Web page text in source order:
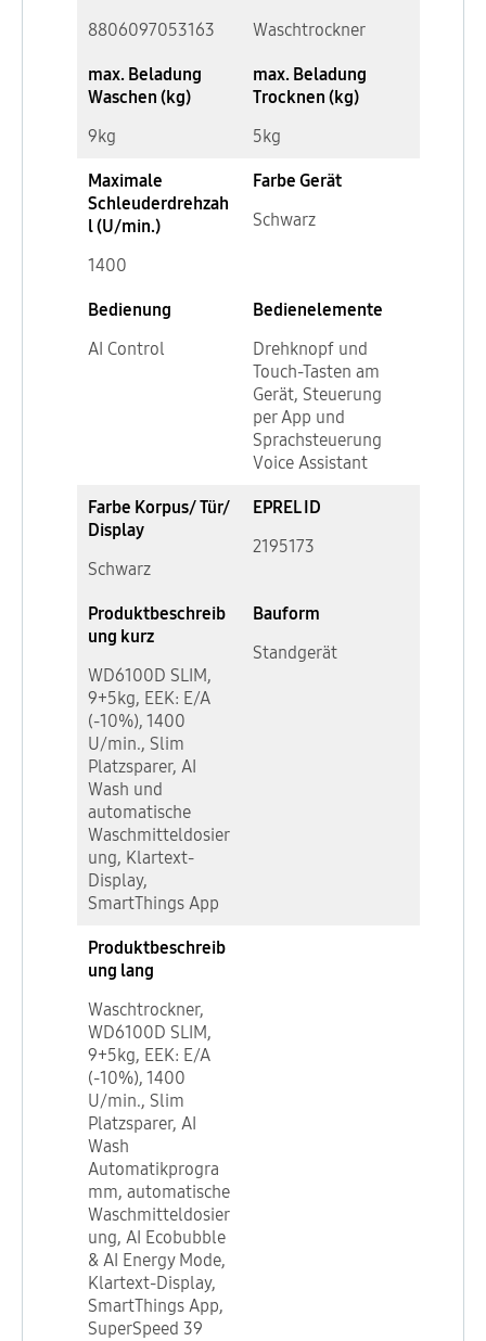
8806097053163
Waschtrockner
max. Beladung
Waschen (kg)
9kg
max. Beladung
Trocknen (kg)
5kg
Maximale
Schleuderdrehzah
l (U/min.)
1400
Farbe Gerät
Schwarz
Bedienung
AI Control
Bedienelemente
Drehknopf und
Touch-Tasten am
Gerät, Steuerung
per App und
Sprachsteuerung
Voice Assistant
Farbe Korpus/ Tür/
Display
Schwarz
EPREL ID
2195173
Produktbeschreib
ung kurz
WD6100D SLIM,
9+5kg, EEK: E/A
(-10%), 1400
U/min., Slim
Platzsparer, AI
Wash und
automatische
Waschmitteldosier
ung, Klartext-
Display,
SmartThings App
Bauform
Standgerät
Produktbeschreib
ung lang
Waschtrockner,
WD6100D SLIM,
9+5kg, EEK: E/A
(-10%), 1400
U/min., Slim
Platzsparer, AI
Wash
Automatikprogra
mm, automatische
Waschmitteldosier
ung, AI Ecobubble
& AI Energy Mode,
Klartext-Display,
SmartThings App,
SuperSpeed 39